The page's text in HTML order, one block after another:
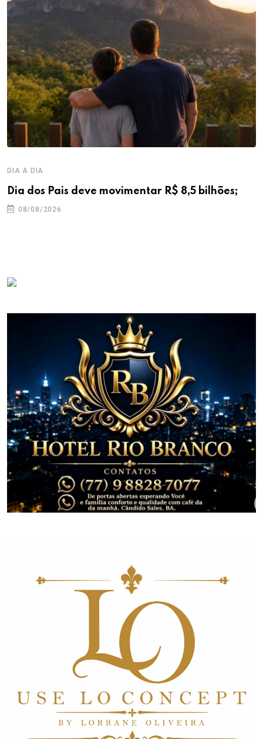
DIA A DIA
Dia dos Pais deve movimentar R$ 8,5 bilhões;
08/08/2026